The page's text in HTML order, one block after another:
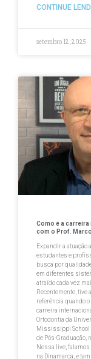
CONTINUE
setembro 12, 2025
Como é a
com o Prof.
Expandir a atuação
estudantes e
busca por
em diferentes
atraído cada vez
Recentemente, tive
referência quando
carreira
Ortodontia da
Mississippi School
de Pós-Graduação,
Nessa live,
na Dinamarca, e